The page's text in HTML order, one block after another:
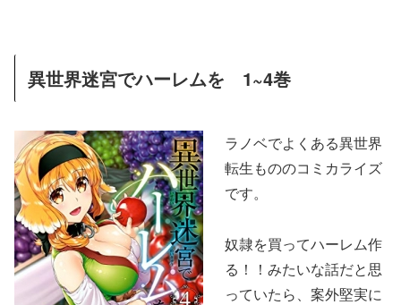
異世界迷宮でハーレムを 1~4巻
ラノベでよくある異世界
転生もののコミカライズ
です。
奴隷を買ってハーレム作
る！！みたいな話だと思
っていたら、案外堅実に